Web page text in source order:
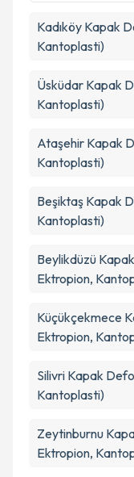
Kadıköy Kapak
Kantoplasti)
Üsküdar Kapak
Kantoplasti)
Ataşehir Kapak
Kantoplasti)
Beşiktaş Kapak
Kantoplasti)
Beylikdüzü
Ektropion,
Küçükçekmece
Ektropion,
Silivri Kapak
Kantoplasti)
Zeytinburnu
Ektropion,